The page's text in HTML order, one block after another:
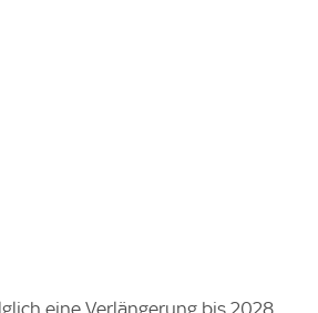
eine Verlängerung bis 2028.